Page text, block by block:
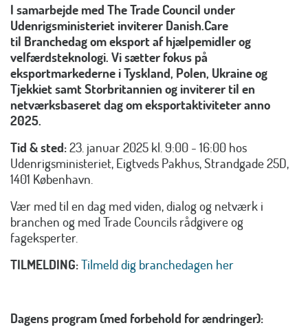
I samarbejde med The Trade Council under
Udenrigsministeriet inviterer Danish.Care
til Branchedag om eksport af hjælpemidler og
velfærdsteknologi. Vi sætter fokus på
eksportmarkederne i Tyskland, Polen, Ukraine og
Tjekkiet samt Storbritannien og inviterer til en
netværksbaseret dag om eksportaktiviteter anno
2025.
Tid & sted:23. januar 2025 kl. 9:00 - 16:00 hos
Udenrigsministeriet, Eigtveds Pakhus, Strandgade 25D,
1401 København.
Vær med til en dag med viden, dialog og netværk i
branchen og med Trade Councils rådgivere og
fageksperter.​
TILMELDING:Tilmeld dig branchedagen her
Dagens program (med forbehold for ændringer):